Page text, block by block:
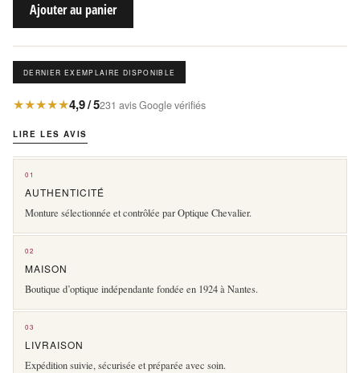
Ajouter au panier
DERNIER EXEMPLAIRE DISPONIBLE
★★★★★4,9 / 5231 avis Google vérifiés
LIRE LES AVIS
01
AUTHENTICITÉ
Monture sélectionnée et contrôlée par Optique Chevalier.
02
MAISON
Boutique d’optique indépendante fondée en 1924 à Nantes.
03
LIVRAISON
Expédition suivie, sécurisée et préparée avec soin.